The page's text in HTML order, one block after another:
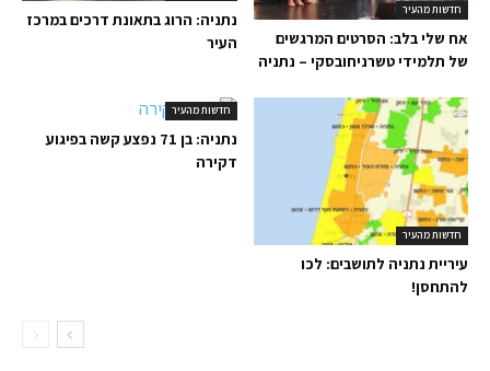
נתניה: הרוג בתאונת דרכים במרכז
העיר
חדשות מהעיר
אח שלי בלב: הסרטים המרגשים
של תלמידי טשרניחובסקי – נתניה
חדשות מהעיר
נתניה: בן 71 נפצע קשה בפיגוע
דקירה
חדשות מהעיר
עיריית נתניה לתושבים: לכו
להתחסן!